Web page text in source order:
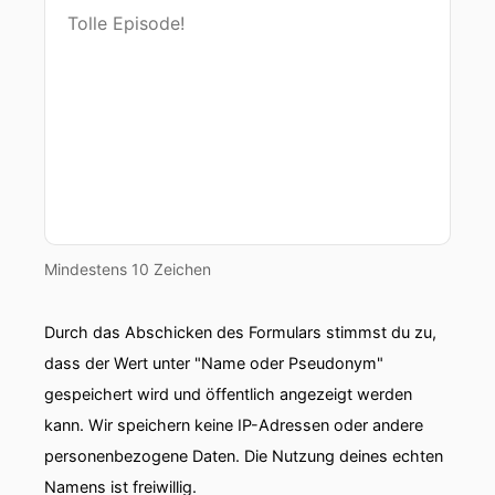
sagen, wo man uns dann eigentlich hört.
00:01:08: Nämlich geht auf unsere Website
www.pension-alkathras.de Und da kommt ihr
auf alle weiteren Podcasts ... Ich muss mehr
trinken vom Podcast.
Mindestens 10 Zeichen
Durch das Abschicken des Formulars stimmst du zu,
dass der Wert unter "Name oder Pseudonym"
gespeichert wird und öffentlich angezeigt werden
kann. Wir speichern keine IP-Adressen oder andere
personenbezogene Daten. Die Nutzung deines echten
Namens ist freiwillig.